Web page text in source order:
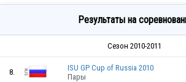
Результаты на
Сезон 2010-2011
8.
ISU GP Cup of Russia 2010
Пары